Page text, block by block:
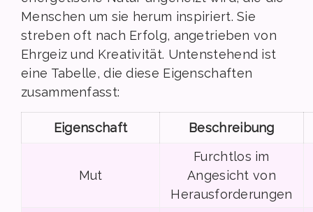
Menschen um sie herum inspiriert. Sie
streben oft nach Erfolg, angetrieben von
Ehrgeiz und Kreativität. Untenstehend ist
eine Tabelle, die diese Eigenschaften
zusammenfasst:
Eigenschaft Beschreibung
Mut
Furchtlos im
Angesicht von
Herausforderungen